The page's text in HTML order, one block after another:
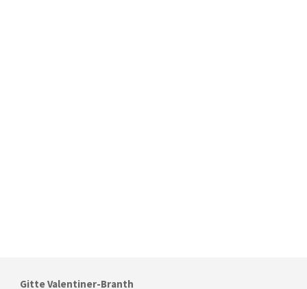
Gitte Valentiner-Branth